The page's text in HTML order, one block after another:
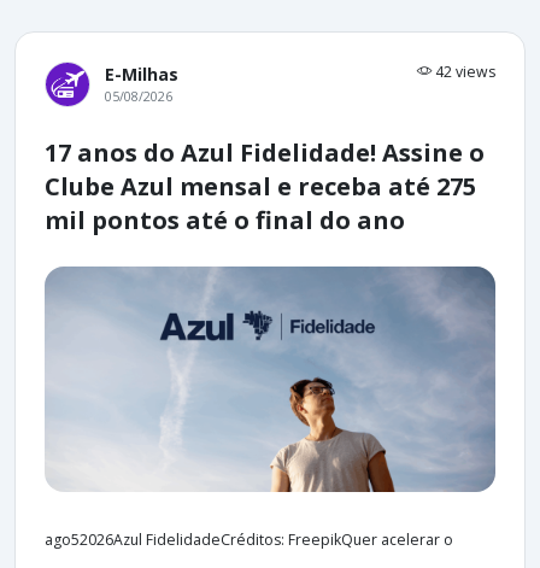
E-Milhas 42 views
05/08/2026
17 anos do Azul Fidelidade! Assine o
Clube Azul mensal e receba até 275
mil pontos até o final do ano
ago52026Azul FidelidadeCréditos: FreepikQuer acelerar o